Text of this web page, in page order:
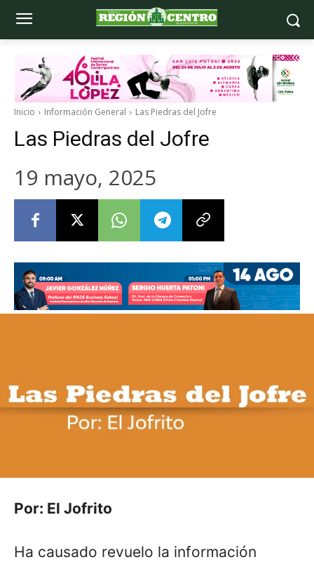
Inicio Información General Las Piedras del Jofre
Las Piedras del Jofre
19 mayo, 2025
Por: El Jofrito
Ha causado revuelo la información